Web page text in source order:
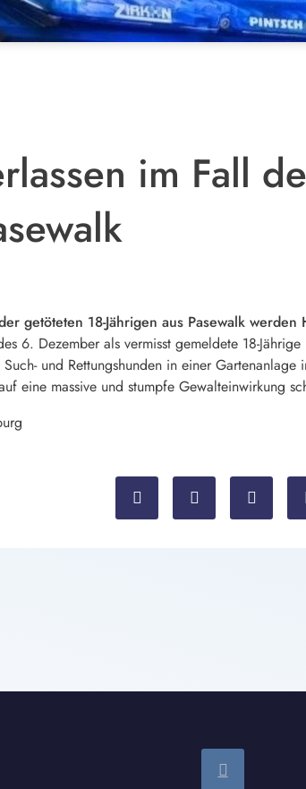
im Fall
getöteten 18-Jährigen aus Pasewalk
6. Dezember als vermisst gemeldete 18-
und Rettungshunden in einer
eine massive und stumpfe Gewalteinwirkung